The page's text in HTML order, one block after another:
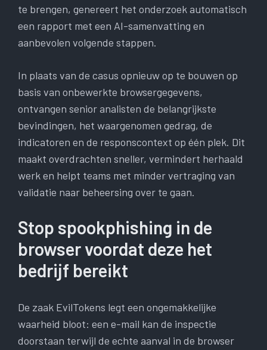
te brengen, genereert het onderzoek automatisch
een rapport met een AI-samenvatting en
aanbevolen volgende stappen.
In plaats van de casus opnieuw op te bouwen op
basis van onbewerkte browsergegevens,
ontvangen senior analisten de belangrijkste
bevindingen, het waargenomen gedrag, de
indicatoren en de responscontext op één plek. Dit
maakt overdrachten sneller, vermindert herhaald
werk en helpt teams met minder vertraging van
validatie naar beheersing over te gaan.
Stop spookphishing in de
browser voordat deze het
bedrijf bereikt
De zaak EvilTokens legt een ongemakkelijke
waarheid bloot: een e-mail kan de inspectie
doorstaan ​​terwijl de echte aanval in de browser